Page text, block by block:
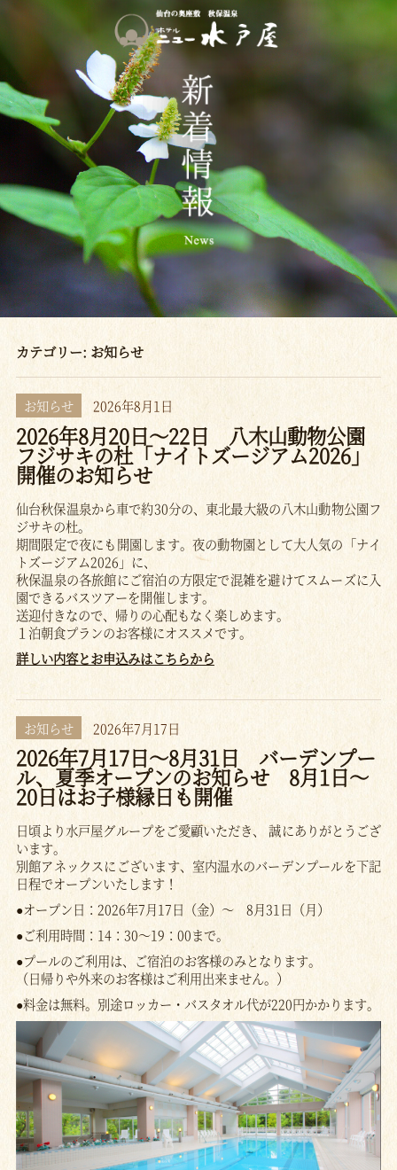
カテゴリー: お知らせ
お知らせ 2026年8月1日
2026年8月20日～22日 八木山動物公園
フジサキの杜「ナイトズージアム2026」
開催のお知らせ
仙台秋保温泉から車で約30分の、東北最大級の八木山動物公園フ
ジサキの杜。
期間限定で夜にも開園します。夜の動物園として大人気の「ナイ
トズージアム2026」に、
秋保温泉の各旅館にご宿泊の方限定で混雑を避けてスムーズに入
園できるバスツアーを開催します。
送迎付きなので、帰りの心配もなく楽しめます。
１泊朝食プランのお客様にオススメです。
詳しい内容とお申込みはこちらから
お知らせ 2026年7月17日
2026年7月17日～8月31日 バーデンプー
ル、夏季オープンのお知らせ 8月1日～
20日はお子様縁日も開催
日頃より水戸屋グループをご愛顧いただき、 誠にありがとうござ
います。
別館アネックスにございます、室内温水のバーデンプールを下記
日程でオープンいたします！
●オープン日：2026年7月17日（金）～ 8月31日（月）
●ご利用時間：14：30～19：00まで。
●プールのご利用は、ご宿泊のお客様のみとなります。
（日帰りや外来のお客様はご利用出来ません。）
●料金は無料。別途ロッカー・バスタオル代が220円かかります。